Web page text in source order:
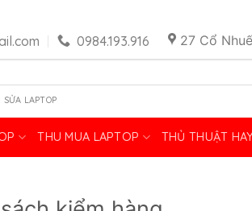
0984.193.916 27 Cổ
SỬA LAPTOP
THU MUA LAPTOP THỦ THUẬT